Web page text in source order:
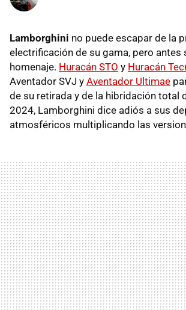
Lamborghini no puede escapar de la
electrificación de su gama, pero antes
homenaje. Huracán STO y Huracán
Aventador SVJ y Aventador Ultimae
de su retirada y de la hibridación total
2024, Lamborghini dice adiós a sus
atmosféricos multiplicando las